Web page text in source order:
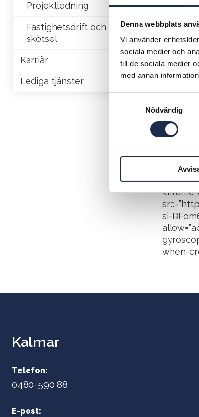
Denna webbplats
Vi använder
sociala medier och
till de sociala medier
med annan
s
Nödvändig
Projektledning
Fastighetsdrift och
skötsel
Karriär
Lediga tjänster
Vår
innan
att
kort och
<iframe
when-
Kalmar
Telefon:
0480-590 88
E-post: